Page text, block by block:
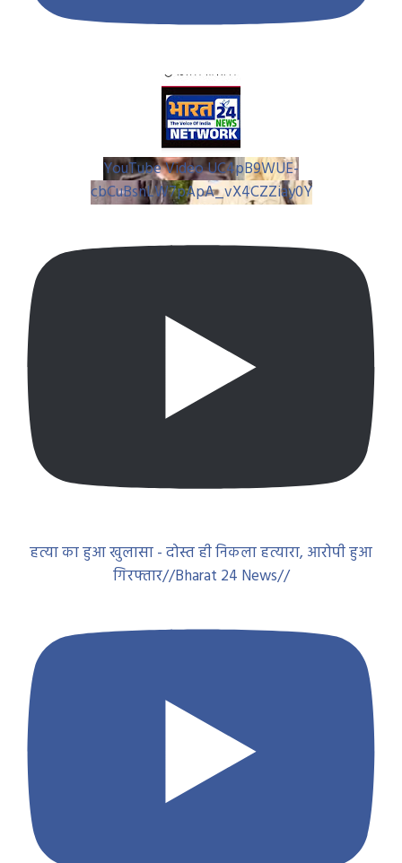
YouTube Video UC4pB9WUE-
cbCuBsnLW7pApA_vX4CZZiay0Y
हत्या का हुआ खुलासा - दोस्त ही निकला हत्यारा, आरोपी हुआ
गिरफ्तार//Bharat 24 News//